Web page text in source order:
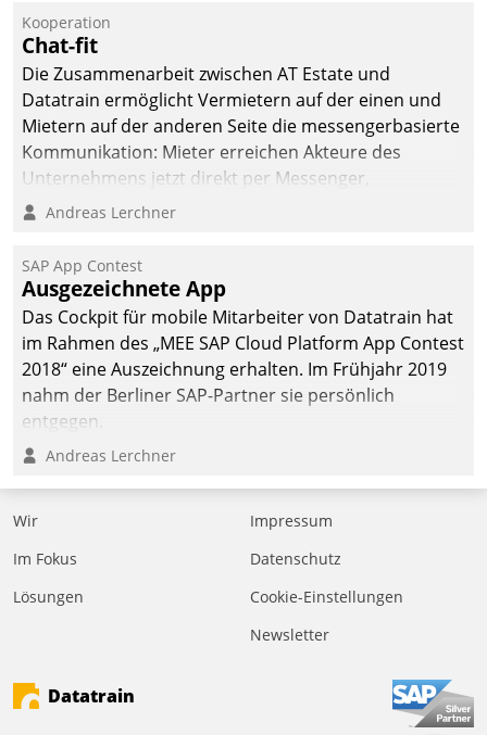
kommunale Wohnungsbauunternehmen daher
gemeinsam mit der Berliner Datatrain GmbH den
Teilprozess der Objektsanierung digitalisiert.
Kooperation
Chat-fit
Die Zusammenarbeit zwischen AT Estate und
Datatrain ermöglicht Vermietern auf der einen und
Mietern auf der anderen Seite die messengerbasierte
Kommunikation: Mieter erreichen Akteure des
Unternehmens jetzt direkt per Messenger,
Mitarbeiter oder Dienstleister empfangen oder
Andreas Lerchner
SAP App Contest
Ausgezeichnete App
Das Cockpit für mobile Mitarbeiter von Datatrain hat
im Rahmen des „MEE SAP Cloud Platform App Contest
2018“ eine Auszeichnung erhalten. Im Frühjahr 2019
nahm der Berliner SAP-Partner sie persönlich
entgegen.
Andreas Lerchner
Wir
Im Fokus
Lösungen
Impressum
Datenschutz
Cookie-Einstellungen
Newsletter
Datatrain